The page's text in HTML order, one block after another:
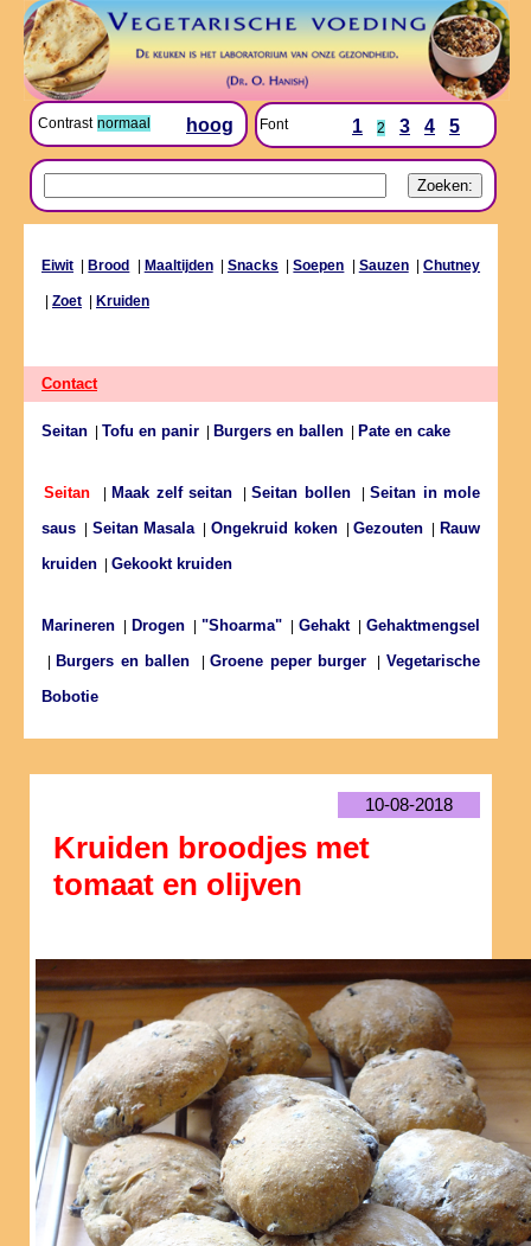
Contrast normaal hoog Font 1 2 3 4 5
Eiwit Brood Maaltijden|Snacks |Soepen Sauzen|Chutney
Zoet Kruiden
Contact
Seitan Tofu en panir Burgers en ballen Pate en cake
Seitan Maak zelf seitan |Seitan bollen|Seitan in mole
saus
Seitan Masala|Ongekruid koken|Gezouten
Rauw
kruiden
Gekookt kruiden
Marineren Drogen "Shoarma" Gehakt|Gehaktmengsel
Burgers en ballen |Groene peper burger |Vegetarische
Bobotie
10-08-2018
Kruiden broodjes met
tomaat en olijven